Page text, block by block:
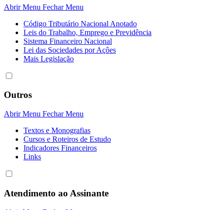
Abrir Menu Fechar Menu
Código Tributário Nacional Anotado
Leis do Trabalho, Emprego e Previdência
Sistema Financeiro Nacional
Lei das Sociedades por Açôes
Mais Legislação
Outros
Abrir Menu Fechar Menu
Textos e Monografias
Cursos e Roteiros de Estudo
Indicadores Financeiros
Links
Atendimento ao Assinante